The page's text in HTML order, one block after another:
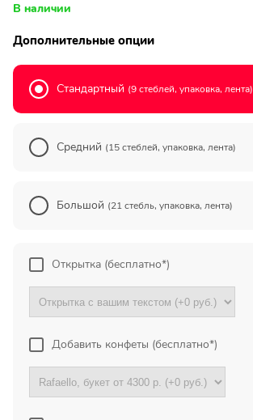
обл.
цена!
Тымовское,
Огромное спасибо за
большое. Доставка пришла
клиентом!
Тамара
область
В наличии
Дополнительные опции
Стандартный (9 стеблей, упаковка, лента)
Средний (15 стеблей, упаковка, лента)
Большой (21 стебль, упаковка, лента)
Открытка (бесплатно*)
Добавить конфеты (бесплатно*)